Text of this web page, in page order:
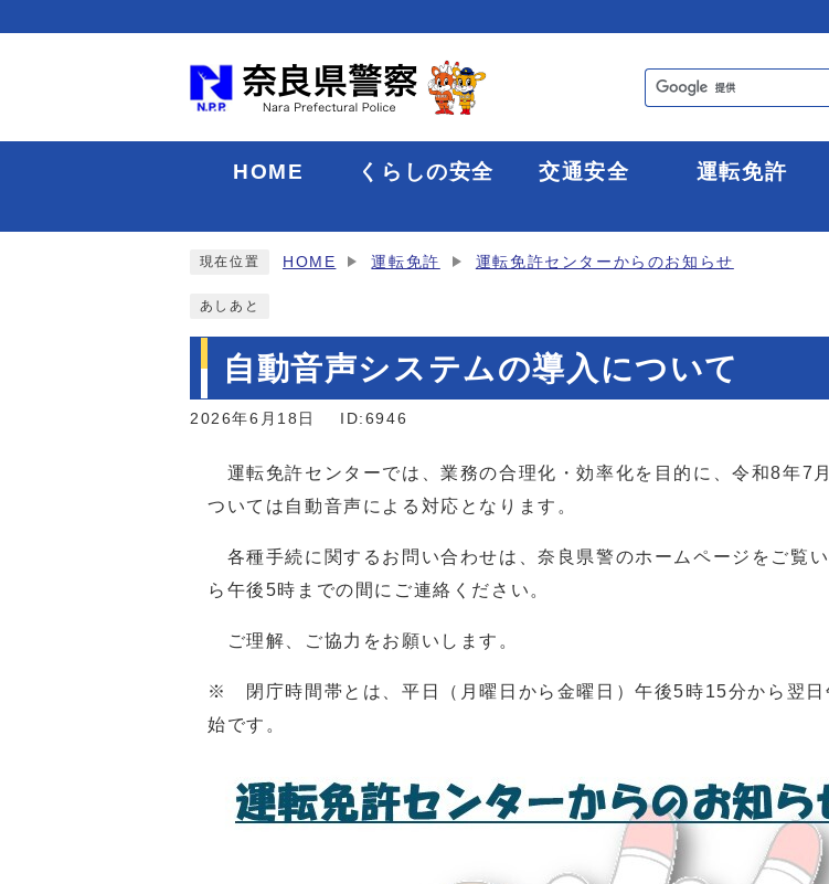
HOME くらしの安全 交通安全 運転免許
現在位置 HOME 運転免許 運転免許センターからのお知らせ
あしあと
自動音声システムの導入について
2026年6月18日 ID:6946
運転免許センターでは、業務の合理化・効率化を目的に、令和8年7
ついては自動音声による対応となります。
各種手続に関するお問い合わせは、奈良県警のホームページをご覧
ら午後5時までの間にご連絡ください。
ご理解、ご協力をお願いします。
※ 閉庁時間帯とは、平日（月曜日から金曜日）午後5時15分から翌
始です。